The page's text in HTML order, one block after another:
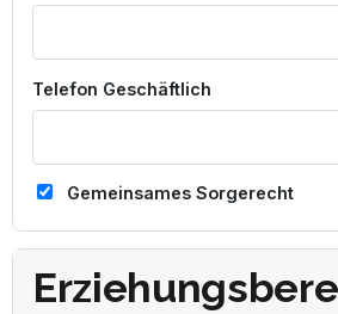
Telefon Geschäftlich
Gemeinsames Sorgerecht